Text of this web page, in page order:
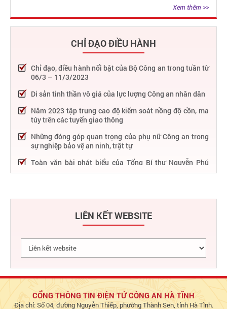
Xem thêm >>
CHỈ ĐẠO ĐIỀU HÀNH
Chỉ đạo, điều hành nổi bật của Bộ Công an trong tuần từ
06/3 – 11/3/2023
Di sản tinh thần vô giá của lực lượng Công an nhân dân
Năm 2023 tập trung cao độ kiểm soát nồng độ cồn, ma
túy trên các tuyến giao thông
Những đóng góp quan trọng của phụ nữ Công an trong
sự nghiệp bảo vệ an ninh, trật tự
Toàn văn bài phát biểu của Tổng Bí thư Nguyễn Phú
Trọng tại Lễ kỷ niệm 75 năm Công an nhân dân học tập,
75 năm thực hiện Sáu điều Bác Hồ dạy - Lực lượng Công
quên thân, vì dân phục vụ"
27/2 – 04/3/2023
Phát huy thành tựu 50 năm phát triển công nghệ thông
tin trong Công an nhân dân
phần thúc đẩy phát triển kinh tế - xã hội
LIÊN KẾT WEBSITE
CỔNG THÔNG TIN ĐIỆN TỬ CÔNG AN HÀ TĨNH
Địa chỉ: Số 04, đường Nguyễn Thiếp, phường Thành Sen, tỉnh Hà Tĩnh.